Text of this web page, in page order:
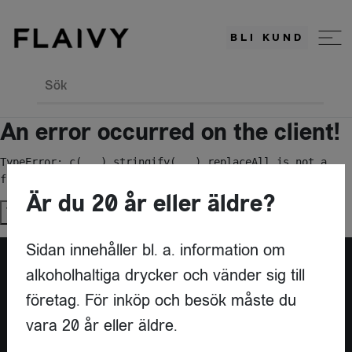
BLI KUND
Sök
An error occurred on the client!
TypeError: c(...).stringify(...).replaceAll is not a
function
Try again
Är du leverantör?
Är du 20 år eller äldre?
Sidan innehåller bl. a. information om
alkoholhaltiga drycker och vänder sig till
företag. För inköp och besök måste du
vara 20 år eller äldre.